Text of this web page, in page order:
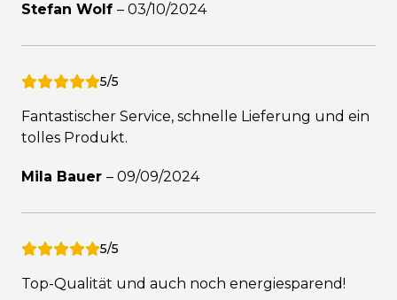
Stefan Wolf – 03/10/2024
5/5
Fantastischer Service, schnelle Lieferung und ein
tolles Produkt.
Mila Bauer – 09/09/2024
5/5
Top-Qualität und auch noch energiesparend!